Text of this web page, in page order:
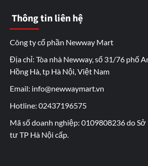
Thông tin liên hệ
Công ty cổ phần Newway Mart
Địa chỉ: Tòa nhà Newway, số 31/76 phố
Hồng Hà, tp Hà Nội, Việt Nam
Email: info@newwaymart.vn
Hotline: 02437196575
Mã số doanh nghiệp: 0109808236 do
tư TP Hà Nội cấp.